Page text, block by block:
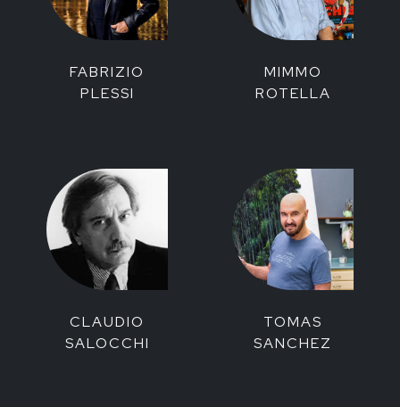
FABRIZIO
PLESSI
MIMMO
ROTELLA
CLAUDIO
SALOCCHI
TOMAS
SANCHEZ